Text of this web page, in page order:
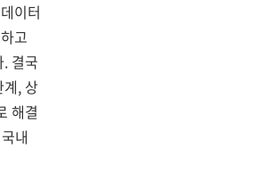
이터
고
결국
, 상
해결
내